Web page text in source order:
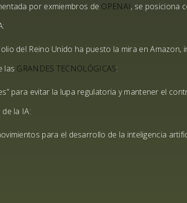
por exmiembros de OPENAI, se posiciona
del Reino Unido ha puesto la mira en
las GRANDES TECNOLÓGICAS:
” para evitar la lupa regulatoria y mantener el
la IA:
para el desarrollo de la inteligencia